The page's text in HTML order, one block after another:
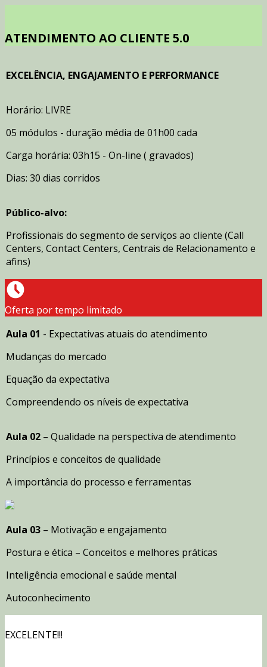
ATENDIMENTO AO CLIENTE 5.0
EXCELÊNCIA, ENGAJAMENTO E PERFORMANCE
Horário: LIVRE
05 módulos - duração média de 01h00 cada
Carga horária: 03h15 - On-line ( gravados)
Dias: 30 dias corridos
Público-alvo:
Profissionais do segmento de serviços ao cliente (Call
Centers, Contact Centers, Centrais de Relacionamento e
afins)
Oferta por tempo limitado
Aula 01 - Expectativas atuais do atendimento
Mudanças do mercado
Equação da expectativa
Compreendendo os níveis de expectativa
Aula 02 – Qualidade na perspectiva de atendimento
Princípios e conceitos de qualidade
A importância do processo e ferramentas
Aula 03 – Motivação e engajamento
Postura e ética – Conceitos e melhores práticas
Inteligência emocional e saúde mental
Autoconhecimento
EXCELENTE!!!